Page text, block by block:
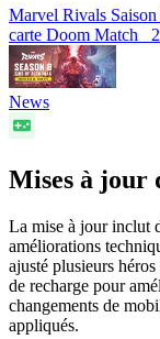
Marvel Rivals
carte Doom Match 2
News
Mises à jour
La mise à jour inclut
améliorations
ajusté plusieurs
de recharge pour
changements de
appliqués.